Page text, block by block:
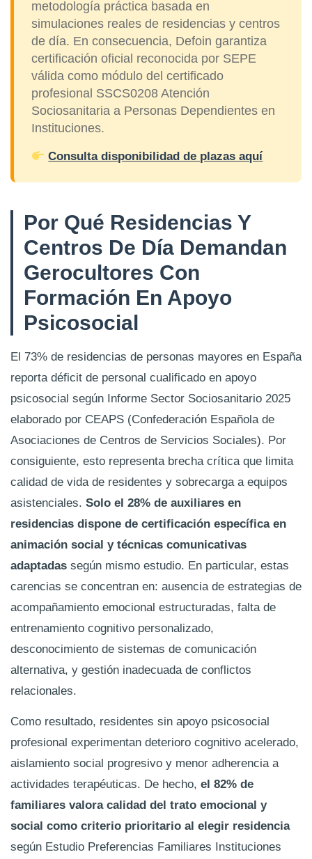
metodología práctica basada en
simulaciones reales de residencias y centros
de día. En consecuencia, Defoin garantiza
certificación oficial reconocida por SEPE
válida como módulo del certificado
profesional SSCS0208 Atención
Sociosanitaria a Personas Dependientes en
Instituciones.
Consulta disponibilidad de plazas aquí
Por Qué Residencias Y
Centros De Día Demandan
Gerocultores Con
Formación En Apoyo
Psicosocial
El 73% de residencias de personas mayores en España
reporta déficit de personal cualificado en apoyo
psicosocial según Informe Sector Sociosanitario 2025
elaborado por CEAPS (Confederación Española de
Asociaciones de Centros de Servicios Sociales). Por
consiguiente, esto representa brecha crítica que limita
calidad de vida de residentes y sobrecarga a equipos
asistenciales. Solo el 28% de auxiliares en
residencias dispone de certificación específica en
animación social y técnicas comunicativas
adaptadas según mismo estudio. En particular, estas
carencias se concentran en: ausencia de estrategias de
acompañamiento emocional estructuradas, falta de
entrenamiento cognitivo personalizado,
desconocimiento de sistemas de comunicación
alternativa, y gestión inadecuada de conflictos
relacionales.
Como resultado, residentes sin apoyo psicosocial
profesional experimentan deterioro cognitivo acelerado,
aislamiento social progresivo y menor adherencia a
actividades terapéuticas. De hecho, el 82% de
familiares valora calidad del trato emocional y
social como criterio prioritario al elegir residencia
según Estudio Preferencias Familiares Instituciones